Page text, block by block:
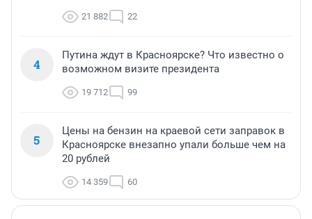
21 882 22
4
Путина ждут в Красноярске? Что известно о
возможном визите президента
19 712 99
5
Цены на бензин на краевой сети заправок в
Красноярске внезапно упали больше чем на
20 рублей
14 359 60